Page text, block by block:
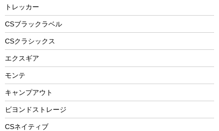
ステンレスボトル
フードボトル
トレー
ランチョンマット
ランチボックス
スプレー関係
ツール、他
エアーポンプ
アクセサリー
自転車ウェア
パラソル
フローティングベスト
ヘルメット
エアーポンプ
ビーチテント
ウィンター
スノーシュー
防寒ウェア
防災用品
トレッカー
CSブラックラベル
CSクラシックス
エクスギア
モンテ
キャンプアウト
ビヨンドストレージ
CSネイティブ